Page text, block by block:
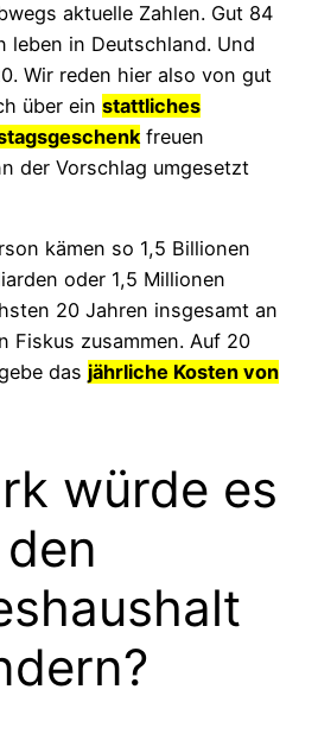
aktuelle Zahlen. Gut 84
leben in Deutschland. Und
Wir reden hier also von gut
über ein stattliches
freuen
der Vorschlag umgesetzt
kämen so 1,5 Billionen
oder 1,5 Millionen
20 Jahren insgesamt an
Fiskus zusammen. Auf 20
das jährliche Kosten von
würde es
den